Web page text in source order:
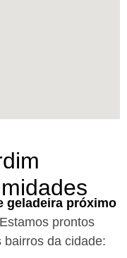
geladeira próximo
Estamos prontos
bairros da cidade: